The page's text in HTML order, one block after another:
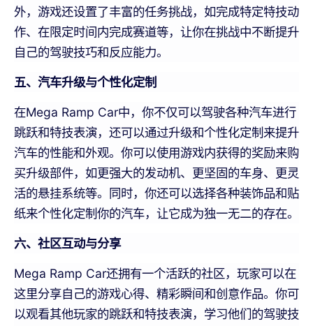
外，游戏还设置了丰富的任务挑战，如完成特定特技动
作、在限定时间内完成赛道等，让你在挑战中不断提升
自己的驾驶技巧和反应能力。
五、汽车升级与个性化定制
在Mega Ramp Car中，你不仅可以驾驶各种汽车进行
跳跃和特技表演，还可以通过升级和个性化定制来提升
汽车的性能和外观。你可以使用游戏内获得的奖励来购
买升级部件，如更强大的发动机、更坚固的车身、更灵
活的悬挂系统等。同时，你还可以选择各种装饰品和贴
纸来个性化定制你的汽车，让它成为独一无二的存在。
六、社区互动与分享
Mega Ramp Car还拥有一个活跃的社区，玩家可以在
这里分享自己的游戏心得、精彩瞬间和创意作品。你可
以观看其他玩家的跳跃和特技表演，学习他们的驾驶技